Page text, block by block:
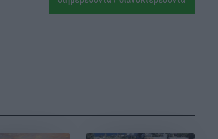
πληρωθούν όσοι εργαστούν την αργία –
έκδοση και παραχώρηση οριστικών